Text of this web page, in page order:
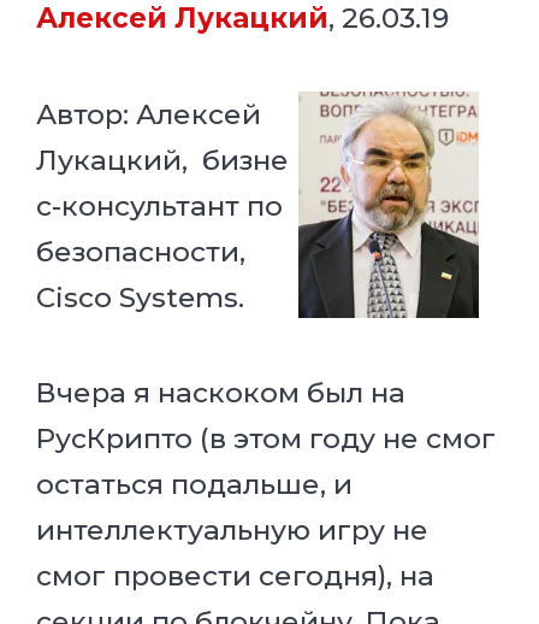
Алексей Лукацкий, 26.03.19
Автор: Алексей
Лукацкий, бизне
с-консультант по
безопасности,
Cisco Systems.
Вчера я наскоком был на
РусКрипто (в этом году не смог
остаться подальше, и
интеллектуальную игру не
смог провести сегодня), на